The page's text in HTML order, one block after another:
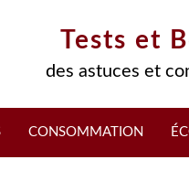
Tests et
des astuces et
CONSOMMATION